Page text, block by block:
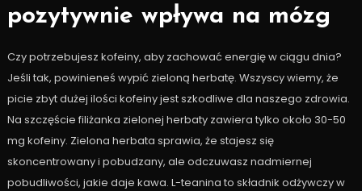
pozytywnie wpływa na mózg
Czy potrzebujesz kofeiny, aby zachować energię w ciągu dnia?
Jeśli tak, powinieneś wypić zieloną herbatę. Wszyscy wiemy, że
picie zbyt dużej ilości kofeiny jest szkodliwe dla naszego zdrowia.
Na szczęście filiżanka zielonej herbaty zawiera tylko około 30-50
mg kofeiny. Zielona herbata sprawia, że stajesz się
skoncentrowany i pobudzany, ale odczuwasz nadmiernej
pobudliwości, jakie daje kawa. L-teanina to składnik odżywczy w